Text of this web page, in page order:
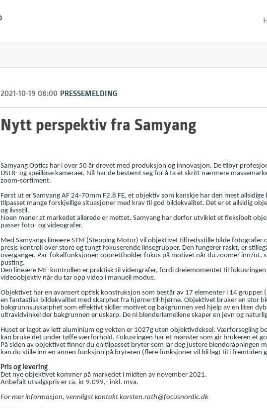
2021-10-19 08:00 PRESSEMELDING
Nytt perspektiv fra Samyang
Samyang Optics har i over 50 år drevet med produksjon og innovasjon. De tilbyr
DSLR- og speilløse kameraer. Nå har de bestemt seg for å ta et skritt nærmere
zoom-sortiment.
Først ut er Samyang AF 24-70mm F2.8 FE, et objektiv som kanskje har den mest
tilpasset mange forskjellige situasjoner med krav til god bildekvalitet. Det er et allsidig
og livsstil.
Noen mener at markedet allerede er mettet. Samyang har derfor utviklet et fleksibelt
passer foto- og videografer.
Med Samyangs lineære STM (Stepping Motor) vil objektivet tilfredsstille både fotografer
presis kontroll over store og tungt fokuserende linsegrupper. Den fungerer raskt, er
overganger. Par-fokalfunksjonen opprettholder fokus på motivet når du zoomer inn/ut,
pusting.
Den lineære MF-kontrollen er praktisk til videografer, fordi dreiemomentet til
videoobjektiv når du tar opp video i manuell modus.
Objektivet har en avansert optisk konstruksjon som består av 17 elementer i 14 grupper
en fantastisk bildekvalitet med skarphet fra hjørne-til-hjørne. Objektivet bruker en stor
bakgrunnsuskarphet som effektivt skiller motivet og bakgrunnen ved hjelp av en liten
ultravidvinkel der bakgrunnen er uskarp. De ni blenderlamellene skaper en jevn og
Huset er laget av lett aluminium og vekten er 1027g uten objektivdeksel. Værforsegling
kan bruke det under tøffe værforhold. Fokusringen har et mønster som gir brukeren et
På siden av objektivet finner du en tilpasset bryter som lar deg justere blenderåpningen
kan du stille inn en annen funksjon på bryteren (flere funksjoner vil bli lagt til i
Pris og levering
Det nye objektivet kommer på markedet i midten av november 2021.
Anbefalt utsalgspris er ca. kr 9.099,- inkl. mva.
For mer informasjon, vennligst kontakt karsten.rath@focusnordic.dk